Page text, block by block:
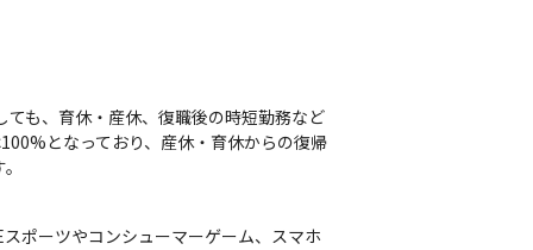
も、育休・産休、復職後の時短勤務など
となっており、産休・育休からの復帰
ポーツやコンシューマーゲーム、スマホ